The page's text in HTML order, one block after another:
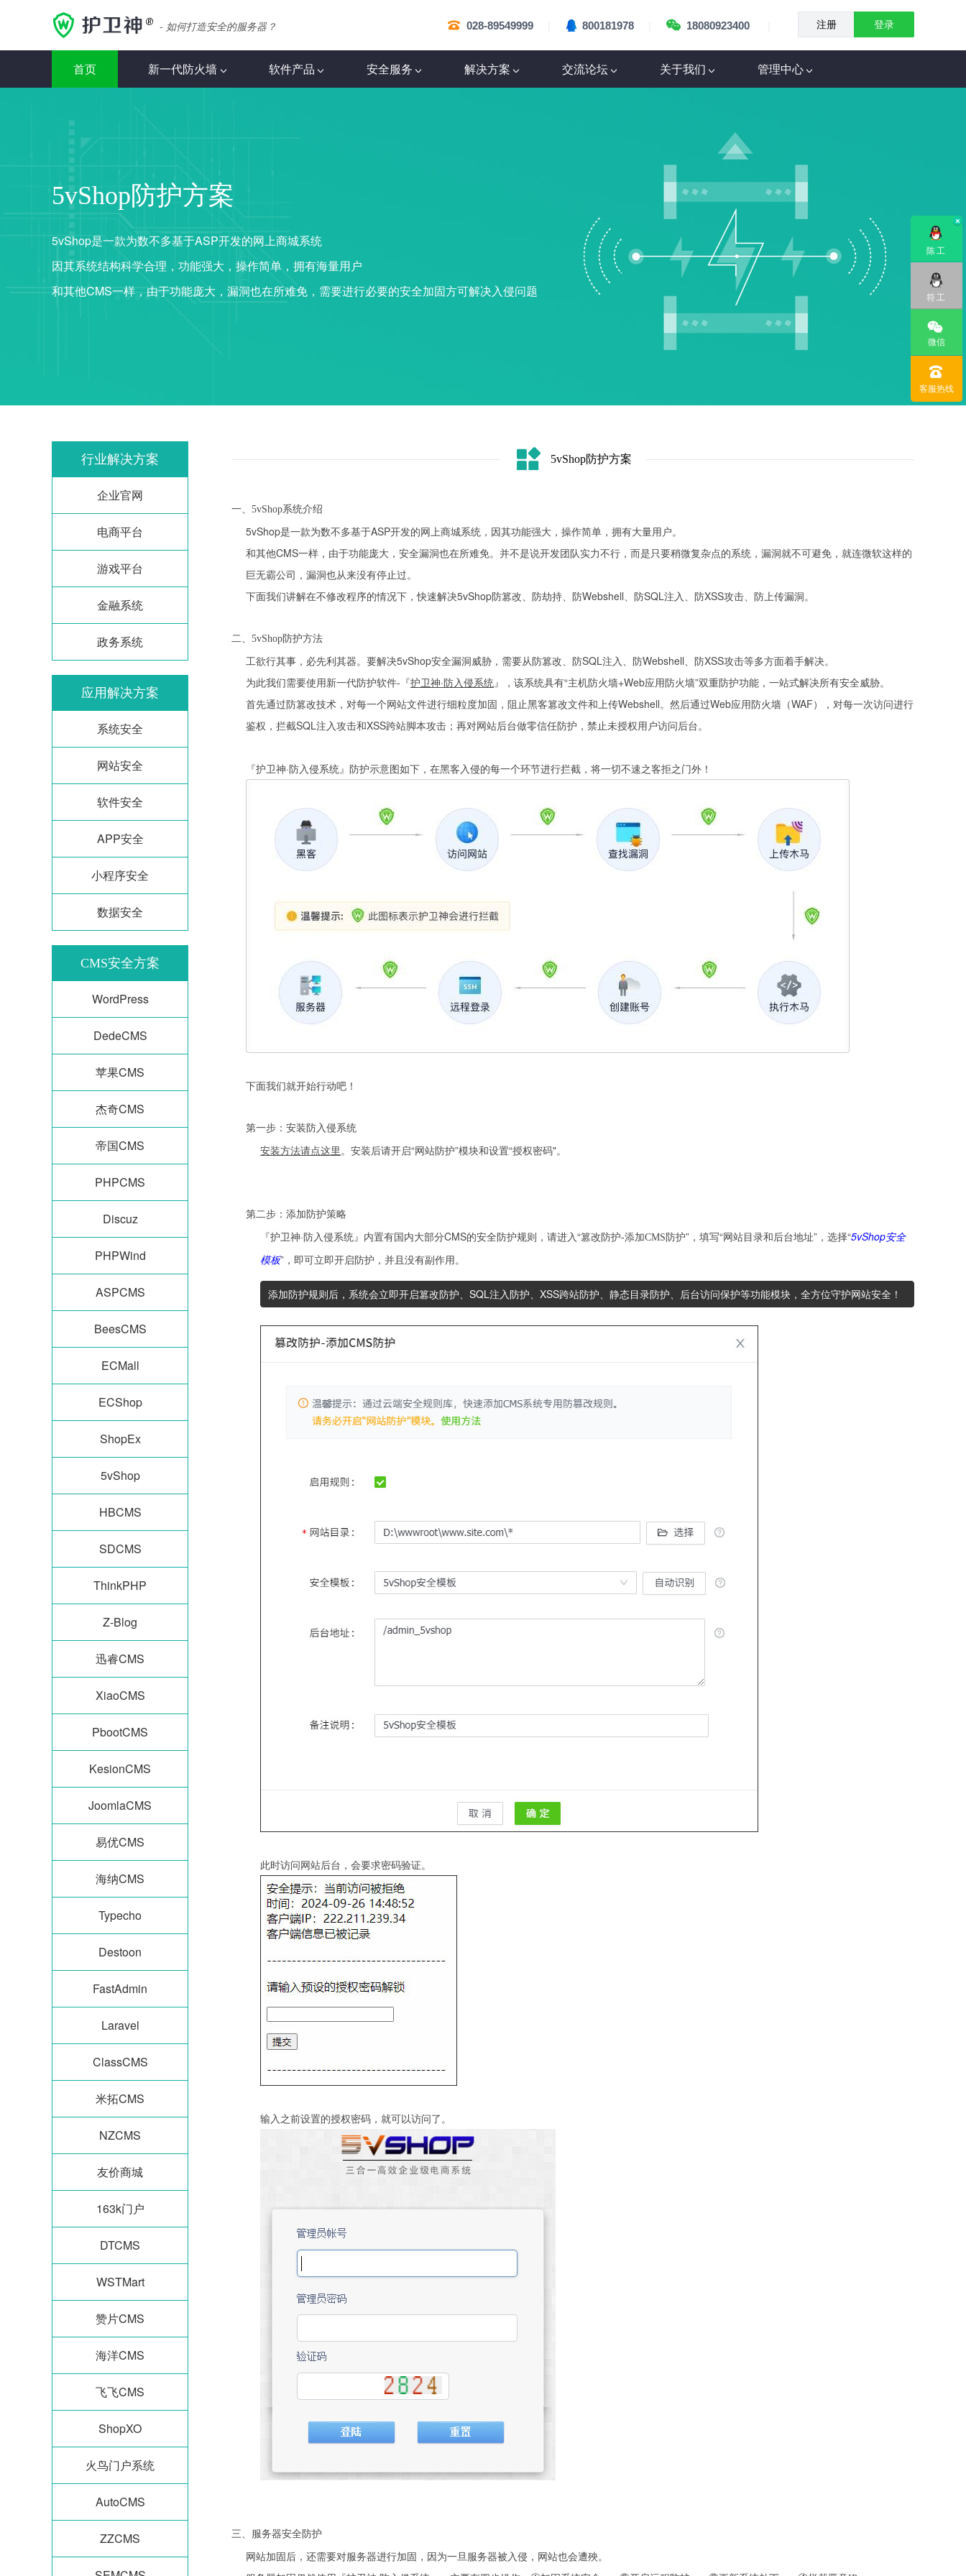
- 如何打造安全的服务器？ 登录
注册
028-89549999 800181978 18080923400
首页 新一代防火墙 软件产品 安全服务 解决方案 交流论坛 关于我们 管理中心
5vShop防护方案
5vShop是一款为数不多基于ASP开发的网上商城系统
因其系统结构科学合理，功能强大，操作简单，拥有海量用户
和其他CMS一样，由于功能庞大，漏洞也在所难免，需要进行必要的安全加固方可解决入侵问题
行业解决方案
企业官网
电商平台
游戏平台
金融系统
政务系统
应用解决方案
系统安全
网站安全
软件安全
APP安全
小程序安全
数据安全
CMS安全方案
WordPress
DedeCMS
苹果CMS
杰奇CMS
帝国CMS
PHPCMS
Discuz
PHPWind
ASPCMS
BeesCMS
ECMall
ECShop
ShopEx
5vShop
HBCMS
SDCMS
ThinkPHP
Z-Blog
迅睿CMS
XiaoCMS
PbootCMS
KesionCMS
JoomlaCMS
易优CMS
海纳CMS
Typecho
Destoon
FastAdmin
Laravel
ClassCMS
米拓CMS
NZCMS
友价商城
163k门户
DTCMS
WSTMart
赞片CMS
海洋CMS
飞飞CMS
ShopXO
火鸟门户系统
AutoCMS
ZZCMS
5vShop防护方案
一、5vShop系统介绍
5vShop是一款为数不多基于ASP开发的网上商城系统，因其功能强大，操作简单，拥有大量用户。
和其他CMS一样，由于功能庞大，安全漏洞也在所难免。并不是说开发团队实力不行，而是只要稍微复杂点的系统，漏洞就不可避免，就连微软这样的
巨无霸公司，漏洞也从来没有停止过。
下面我们讲解在不修改程序的情况下，快速解决5vShop防篡改、防劫持、防Webshell、防SQL注入、防XSS攻击、防上传漏洞。
二、5vShop防护方法
工欲行其事，必先利其器。要解决5vShop安全漏洞威胁，需要从防篡改、防SQL注入、防Webshell、防XSS攻击等多方面着手解决。
为此我们需要使用新一代防护软件-『护卫神·防入侵系统』，该系统具有“主机防火墙+Web应用防火墙”双重防护功能，一站式解决所有安全威胁。
首先通过防篡改技术，对每一个网站文件进行细粒度加固，阻止黑客篡改文件和上传Webshell。然后通过Web应用防火墙（WAF），对每一次访问进行
鉴权，拦截SQL注入攻击和XSS跨站脚本攻击；再对网站后台做零信任防护，禁止未授权用户访问后台。
『护卫神·防入侵系统』防护示意图如下，在黑客入侵的每一个环节进行拦截，将一切不速之客拒之门外！
下面我们就开始行动吧！
第一步：安装防入侵系统
安装方法请点这里。安装后请开启“网站防护”模块和设置“授权密码"。
第二步：添加防护策略
『护卫神·防入侵系统』内置有国内大部分CMS的安全防护规则，请进入“篡改防护-添加CMS防护”，填写“网站目录和后台地址”，选择“5vShop安全
模板”，即可立即开启防护，并且没有副作用。
添加防护规则后，系统会立即开启篡改防护、SQL注入防护、XSS跨站防护、静态目录防护、后台访问保护等功能模块，全方位守护网站安全！
此时访问网站后台，会要求密码验证。
输入之前设置的授权密码，就可以访问了。
三、服务器安全防护
网站加固后，还需要对服务器进行加固，因为一旦服务器被入侵，网站也会遭殃。
陈工
符工
微信
客服热线